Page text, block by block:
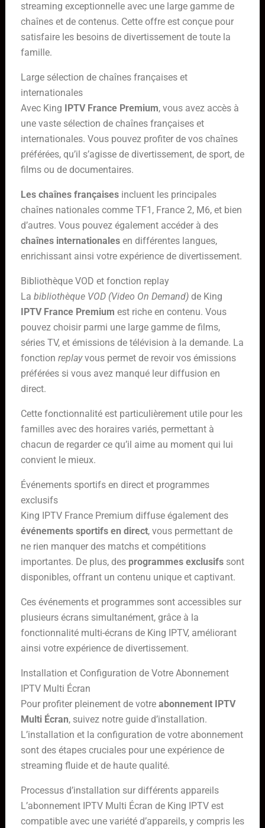
streaming exceptionnelle avec une large gamme de
chaînes et de contenus. Cette offre est conçue pour
satisfaire les besoins de divertissement de toute la
famille.
Large sélection de chaînes françaises et
internationales
Avec King
IPTV France Premium, vous avez accès à
une vaste sélection de chaînes françaises et
internationales. Vous pouvez profiter de vos chaînes
préférées, qu’il s’agisse de divertissement, de sport, de
films ou de documentaires.
Les chaînes françaisesincluent les principales
chaînes nationales comme TF1, France 2, M6, et bien
d’autres. Vous pouvez également accéder à des
chaînes internationalesen différentes langues,
enrichissant ainsi votre expérience de divertissement.
Bibliothèque VOD et fonction replay
La bibliothèque VOD (Video On Demand)de King
IPTV France Premium est riche en contenu. Vous
pouvez choisir parmi une large gamme de films,
séries TV, et émissions de télévision à la demande. La
fonction replayvous permet de revoir vos émissions
préférées si vous avez manqué leur diffusion en
direct.
Cette fonctionnalité est particulièrement utile pour les
familles avec des horaires variés, permettant à
chacun de regarder ce qu’il aime au moment qui lui
convient le mieux.
Événements sportifs en direct et programmes
exclusifs
King IPTV France Premium diffuse également des
événements sportifs en direct, vous permettant de
ne rien manquer des matchs et compétitions
importantes. De plus, des programmes exclusifssont
disponibles, offrant un contenu unique et captivant.
Ces événements et programmes sont accessibles sur
plusieurs écrans simultanément, grâce à la
fonctionnalité multi-écrans de King IPTV, améliorant
ainsi votre expérience de divertissement.
Installation et Configuration de Votre Abonnement
IPTV Multi Écran
Pour profiter pleinement de votre abonnement IPTV
Multi Écran, suivez notre guide d’installation.
L’installation et la configuration de votre abonnement
sont des étapes cruciales pour une expérience de
streaming fluide et de haute qualité.
Processus d’installation sur différents appareils
L’abonnement IPTV Multi Écran de King IPTV est
compatible avec une variété d’appareils, y compris les